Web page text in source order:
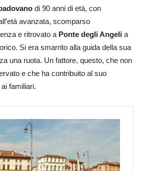
di 90 anni di età, con
avanzata, scomparso
e ritrovato a Ponte degli Angeli a
Si era smarrito alla guida della sua
una ruota. Un fattore, questo, che non
e che ha contribuito al suo
familiari.